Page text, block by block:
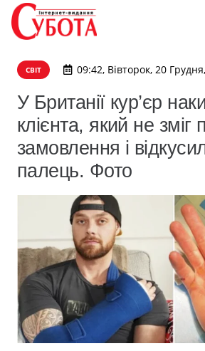
СВІТ 09:42, Вівторок, 20
У Британії кур’єр
клієнта, який не зміг
замовлення і
палець. Фото